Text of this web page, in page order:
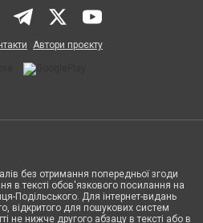
Автори проєкту
без отримання попередньої згоди
в тексті обов'язкового посилання на
Подільського. Для інтернет-видань
відкритого для пошукових систем
не нижче другого абзацу в тексті або в